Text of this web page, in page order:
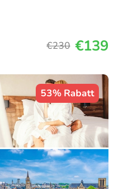
€230 €139
53% Rabatt